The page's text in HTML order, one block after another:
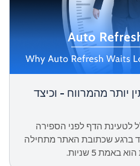
יותר מהמרווח - וכיצד
לטעינת הדף לפני הספירה
ברגע שכתובת האתר מתחילה